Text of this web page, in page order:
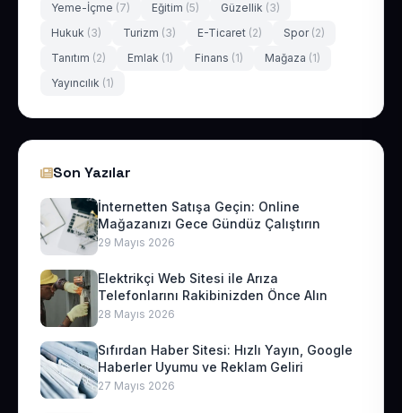
Yeme-İçme (7) Eğitim (5) Güzellik (3)
Hukuk (3) Turizm (3) E-Ticaret (2) Spor (2)
Tanıtım (2) Emlak (1) Finans (1) Mağaza (1)
Yayıncılık (1)
Son Yazılar
İnternetten Satışa Geçin: Online
Mağazanızı Gece Gündüz Çalıştırın
29 Mayıs 2026
Elektrikçi Web Sitesi ile Arıza
Telefonlarını Rakibinizden Önce Alın
28 Mayıs 2026
Sıfırdan Haber Sitesi: Hızlı Yayın, Google
Haberler Uyumu ve Reklam Geliri
27 Mayıs 2026